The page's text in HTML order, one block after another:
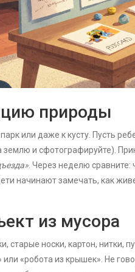
природы
или даже к кусту. Пусть
землю и сфотографируйте).
. Через неделю
начинают замечать, как
из мусора
старые носки, картон, нитки,
или «робота из крышек». Не